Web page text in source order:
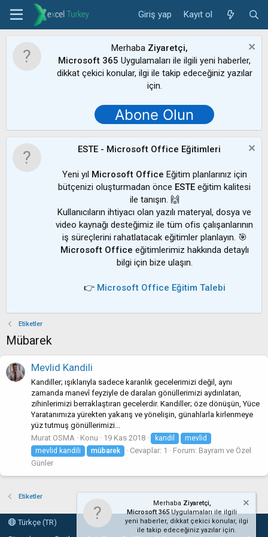
Giriş yap Kayıt ol
Merhaba Ziyaretçi,
Microsoft 365 Uygulamaları ile ilgili yeni haberler,
dikkat çekici konular, ilgi ile takip edeceğiniz yazılar
için.
Abone Olun
ESTE - Microsoft Office Eğitimleri
Yeni yıl Microsoft Office Eğitim planlarınız için
bütçenizi oluşturmadan önce ESTE eğitim kalitesi
ile tanışın. 🙌
Kullanıcıların ihtiyacı olan yazılı materyal, dosya ve
video kaynağı desteğimiz ile tüm ofis çalışanlarının
iş süreçlerini rahatlatacak eğitimler planlayın. 🎯
Microsoft Office eğitimlerimiz hakkında detaylı
bilgi için bize ulaşın.
👉 Microsoft Office Eğitim Talebi
Etiketler
Mübarek
Mevlid Kandili
Kandiller; ışıklarıyla sadece karanlık gecelerimizi değil, aynı
zamanda manevî feyziyle de daralan gönüllerimizi aydınlatan,
zihinlerimizi berraklaştıran gecelerdir. Kandiller; öze dönüşün, Yüce
Yaratanımıza yürekten yakarış ve yönelişin, günahlarla kirlenmeye
yüz tutmuş gönüllerimizi...
Murat OSMA
Konu 19 Kas 2018 kandil
mevlid
mevlid kandili
mübarek Cevaplar: 1 Forum: Bayram ve Özel
Günler
Etiketler
Türkçe (TR)
Merhaba Ziyaretçi,
Microsoft 365Uygulamaları ile ilgili
yeni haberler, dikkat çekici konular, ilgi
ile takip edeceğiniz yazılar için.